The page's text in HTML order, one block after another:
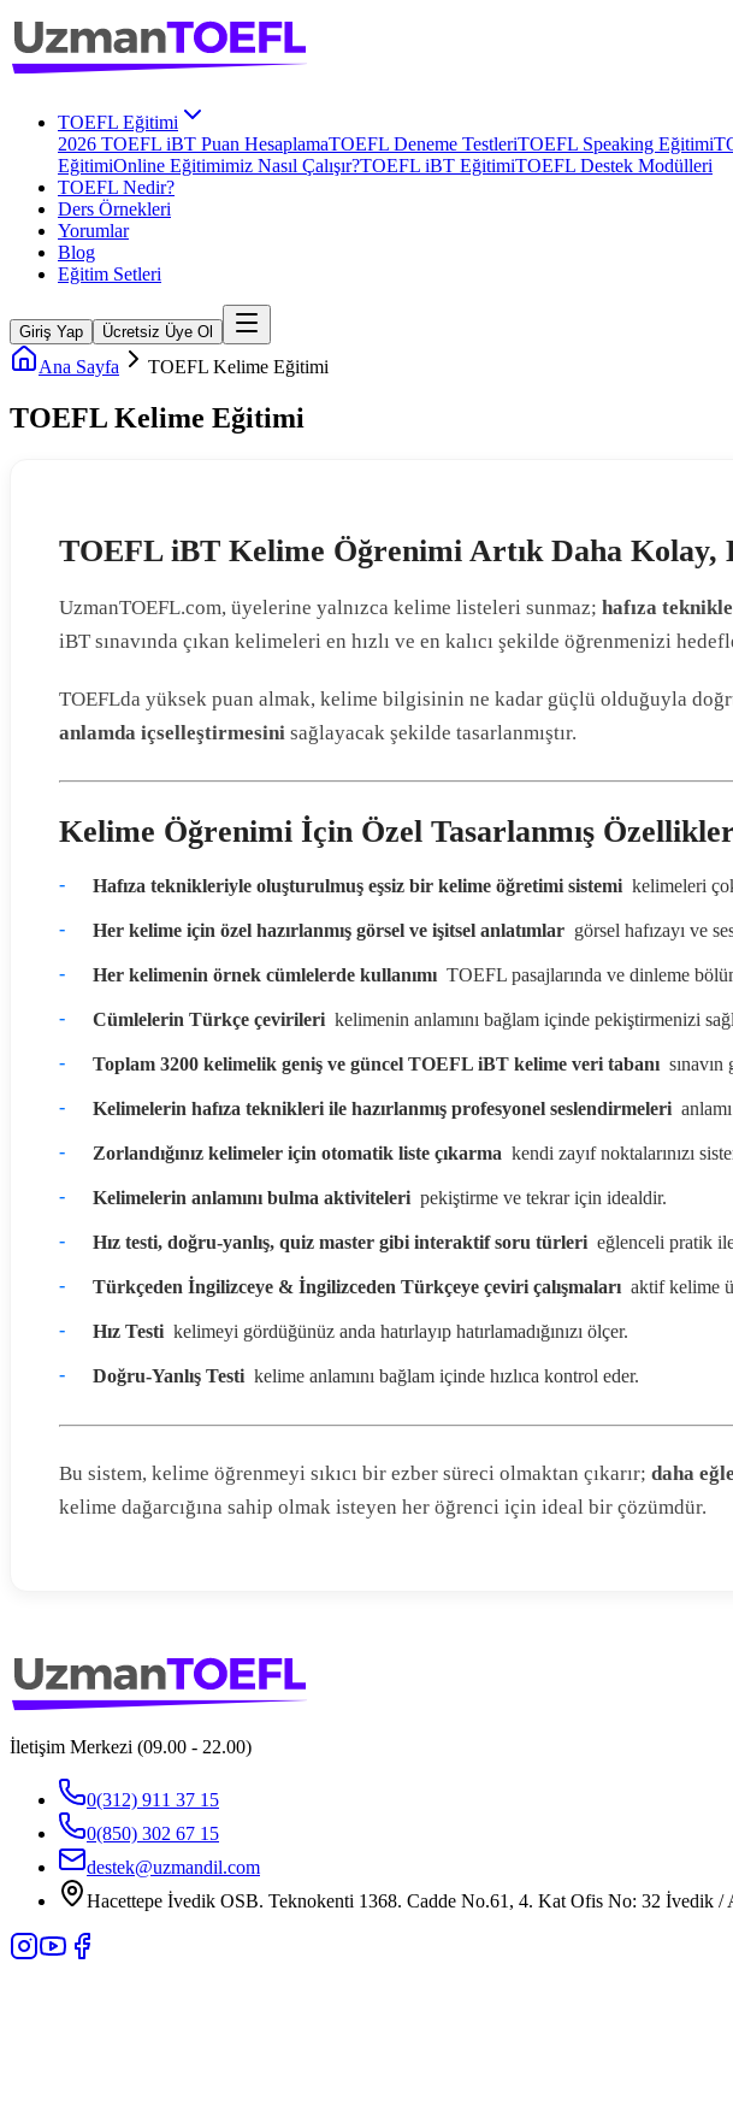
TOEFL Eğitimi
2026 TOEFL iBT Puan HesaplamaTOEFL Deneme TestleriTOEFL Speaking Eğitimi
EğitimiOnline Eğitimimiz Nasıl Çalışır?TOEFL iBT EğitimiTOEFL Destek Modülleri
TOEFL Nedir?
Ders Örnekleri
Yorumlar
Blog
Eğitim Setleri
Giriş Yap Ücretsiz Üye Ol
Ana Sayfa TOEFL Kelime Eğitimi
TOEFL Kelime Eğitimi
TOEFL iBT Kelime Öğrenimi Artık Daha Kolay,
UzmanTOEFL.com, üyelerine yalnızca kelime listeleri sunmaz; hafıza
iBT sınavında çıkan kelimeleri en hızlı ve en kalıcı şekilde öğrenmenizi
TOEFLda yüksek puan almak, kelime bilgisinin ne kadar güçlü olduğuyla
anlamda içselleştirmesini sağlayacak şekilde tasarlanmıştır.
Kelime Öğrenimi İçin Özel Tasarlanmış Özellikler
Hafıza teknikleriyle oluşturulmuş eşsiz bir kelime öğretimi sistemi  kelimeleri
Her kelime için özel hazırlanmış görsel ve işitsel anlatımlar  görsel hafızayı ve
Her kelimenin örnek cümlelerde kullanımı  TOEFL pasajlarında ve dinleme
Cümlelerin Türkçe çevirileri  kelimenin anlamını bağlam içinde pekiştirmenizi
Toplam 3200 kelimelik geniş ve güncel TOEFL iBT kelime veri tabanı 
Kelimelerin hafıza teknikleri ile hazırlanmış profesyonel seslendirmeleri 
Zorlandığınız kelimeler için otomatik liste çıkarma  kendi zayıf noktalarınızı
Kelimelerin anlamını bulma aktiviteleri  pekiştirme ve tekrar için idealdir.
Hız testi, doğru-yanlış, quiz master gibi interaktif soru türleri  eğlenceli pratik
Türkçeden İngilizceye & İngilizceden Türkçeye çeviri çalışmaları  aktif
Hız Testi  kelimeyi gördüğünüz anda hatırlayıp hatırlamadığınızı ölçer.
Doğru-Yanlış Testi  kelime anlamını bağlam içinde hızlıca kontrol eder.
Bu sistem, kelime öğrenmeyi sıkıcı bir ezber süreci olmaktan çıkarır; daha
kelime dağarcığına sahip olmak isteyen her öğrenci için ideal bir çözümdür.
İletişim Merkezi (09.00 - 22.00)
0(312) 911 37 15
0(850) 302 67 15
destek@uzmandil.com
Hacettepe İvedik OSB. Teknokenti 1368. Cadde No.61, 4. Kat Ofis No: 32 İvedik